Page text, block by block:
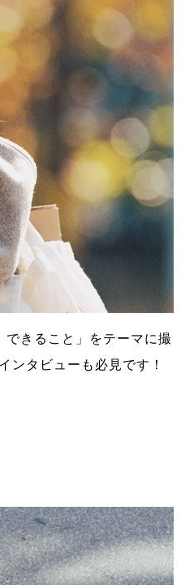
きること」をテーマに撮
ンタビューも必見です！